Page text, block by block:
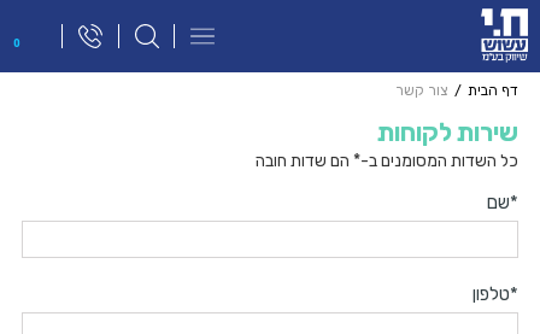
0
פתח
דף הבית צור קשר
שירות לקוחות
כל השדות המסומנים ב-* הם שדות חובה
*שם
*טלפון